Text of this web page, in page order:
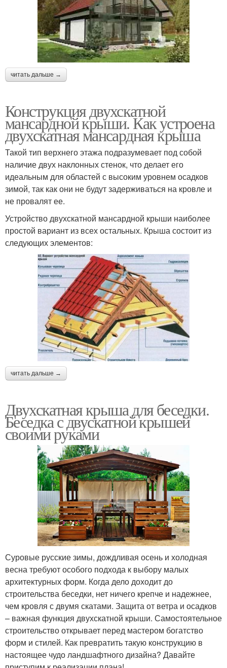
читать дальше →
Конструкция двухскатной
мансардной крыши. Как устроена
двухскатная мансардная крыша
Такой тип верхнего этажа подразумевает под собой
наличие двух наклонных стенок, что делает его
идеальным для областей с высоким уровнем осадков
зимой, так как они не будут задерживаться на кровле и
не провалят ее.
Устройство двухскатной мансардной крыши наиболее
простой вариант из всех остальных. Крыша состоит из
следующих элементов:
читать дальше →
Двухскатная крыша для беседки.
Беседка с двускатной крышей
своими руками
Суровые русские зимы, дождливая осень и холодная
весна требуют особого подхода к выбору малых
архитектурных форм. Когда дело доходит до
строительства беседки, нет ничего крепче и надежнее,
чем кровля с двумя скатами. Защита от ветра и осадков
– важная функция двухскатной крыши. Самостоятельное
строительство открывает перед мастером богатство
форм и стилей. Как превратить такую конструкцию в
настоящее чудо ландшафтного дизайна? Давайте